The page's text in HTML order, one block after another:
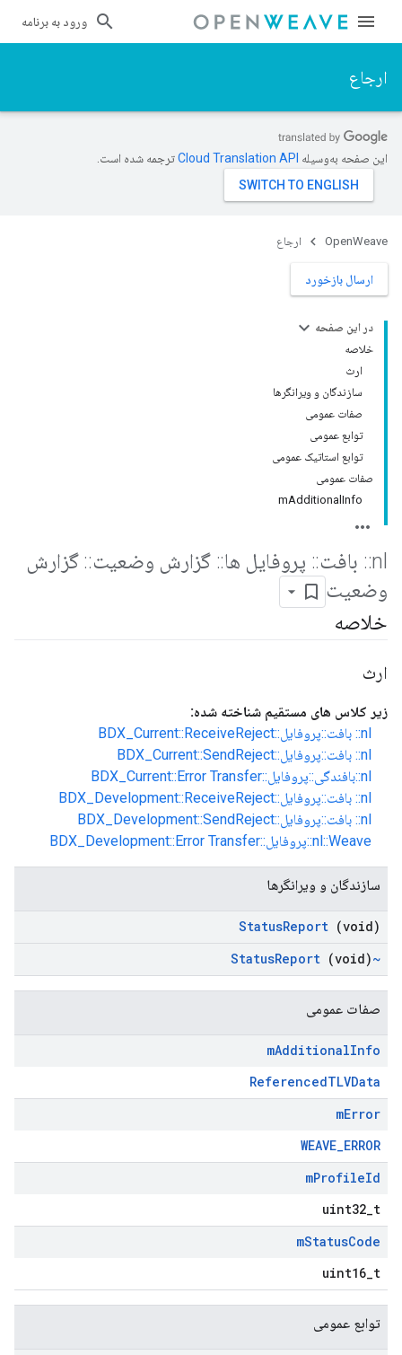
ورود به برنامه
ارجاع
این صفحه به‌وسیله ترجمه شده است.
OpenWeave ارجاع
ارسال بازخورد
در این صفحه
خلاصه
ارث
سازندگان و ویرانگرها
صفات عمومی
توابع عمومی
توابع استاتیک عمومی
صفات عمومی
mAdditionalInfo
nl
:: بافت:: پروفایل ها:: گزارش وضعیت:: گزارش
وضعیت
خلاصه
ارث
زیر کلاس های مستقیم شناخته شده:
nl:: بافت::پروفایل::BDX_Current::ReceiveReject
nl:: بافت::پروفایل::BDX_Current::SendReject
nl::بافندگی::پروفایل::BDX_Current::Error Transfer
nl:: بافت::پروفایل::BDX_Development::ReceiveReject
nl:: بافت::پروفایل::BDX_Development::SendReject
nl::Weave::پروفایل::BDX_Development::Error Transfer
سازندگان و ویرانگرها
StatusReport (void)
~Status
Report (void)
صفات عمومی
mAdditionalInfo
ReferencedTLVData
mError
WEAVE_ERROR
mProfileId
uint32_t
mStatusCode
uint16_t
توابع عمومی